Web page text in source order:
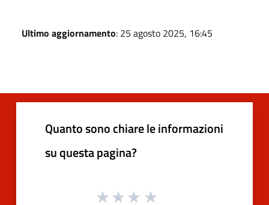
Ultimo aggiornamento: 25 agosto 2025, 16:45
Quanto sono chiare le informazioni
su questa pagina?